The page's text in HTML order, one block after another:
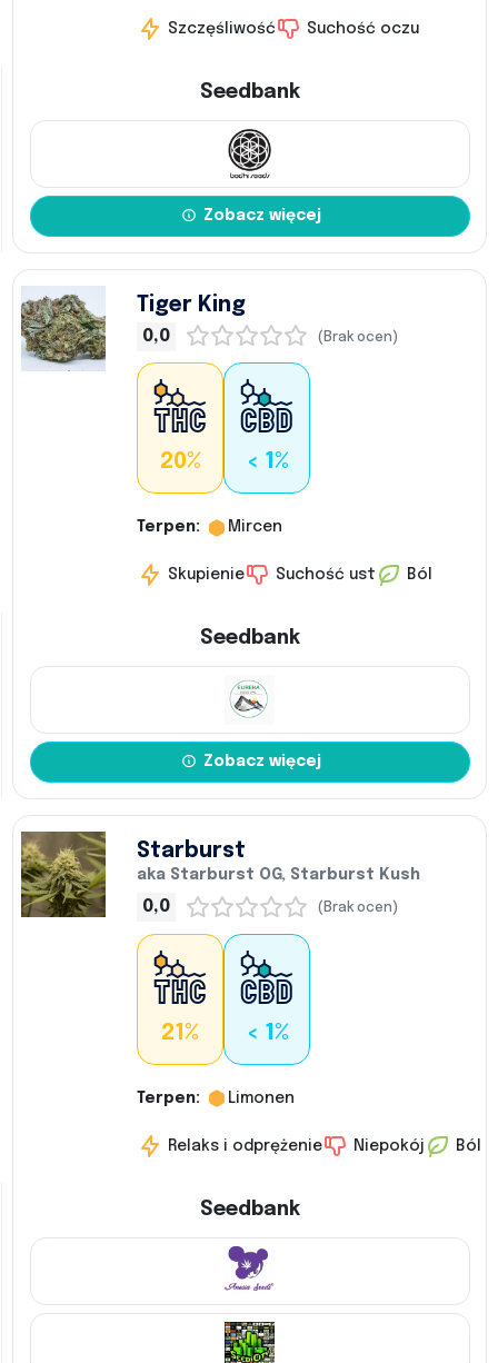
Szczęśliwość Suchość oczu
Seedbank
Zobacz więcej
Tiger King
0,0 (Brak ocen)
20% < 1%
Terpen: Mircen
Skupienie Suchość ust Ból
Seedbank
Zobacz więcej
Starburst
aka Starburst OG, Starburst Kush
0,0 (Brak ocen)
21% < 1%
Terpen: Limonen
Relaks i odprężenie Niepokój Ból
Seedbank